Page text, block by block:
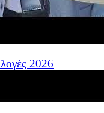
2026